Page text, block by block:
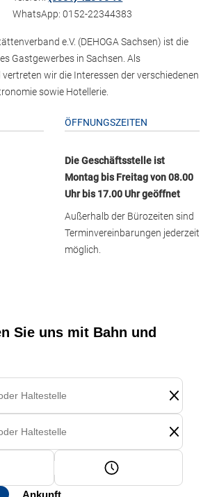
WhatsApp: 0152-22344383
e.V. (DEHOGA Sachsen) ist die
Gastgewerbes in Sachsen. Als
wir die Interessen der verschiedenen
sowie Hotellerie.
ÖFFNUNGSZEITEN
Die Geschäftsstelle ist
Montag bis Freitag von 08.00
Uhr bis 17.00 Uhr geöffnet
Außerhalb der Bürozeiten sind
Terminvereinbarungen jederzeit
möglich.